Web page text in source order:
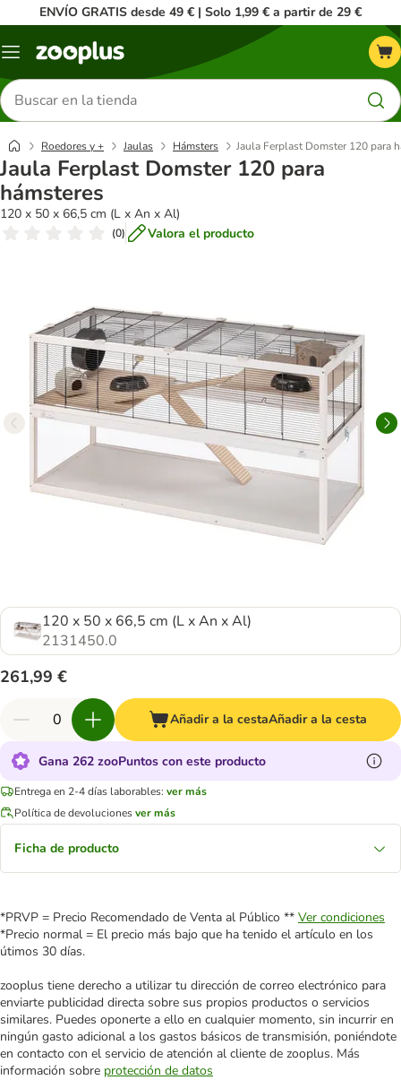
ENVÍO GRATIS desde 49 € | Solo 1,99 € a partir de 29 €
Menú
Buscar
productos
Roedores y + Jaulas Hámsters Jaula Ferplast Domster 120 para
Jaula Ferplast Domster 120 para
hámsteres
120 x 50 x 66,5 cm (L x An x Al)
(0) Valora el producto
120 x 50 x 66,5 cm (L x An x Al)
2131450.0
261,99 €
Añadir a la cestaAñadir a la cesta
Gana 262 zooPuntos con este producto
Entrega en 2-4 días laborables: ver más
Política de devolucionesver más
Ficha de producto
*PRVP = Precio Recomendado de Venta al Público ** Ver condiciones
*Precio normal = El precio más bajo que ha tenido el artículo en los
útimos 30 días.
zooplus tiene derecho a utilizar tu dirección de correo electrónico para
enviarte publicidad directa sobre sus propios productos o servicios
similares. Puedes oponerte a ello en cualquier momento, sin incurrir en
ningún gasto adicional a los gastos básicos de transmisión, poniéndote
en contacto con el servicio de atención al cliente de zooplus. Más
información sobre protección de datos